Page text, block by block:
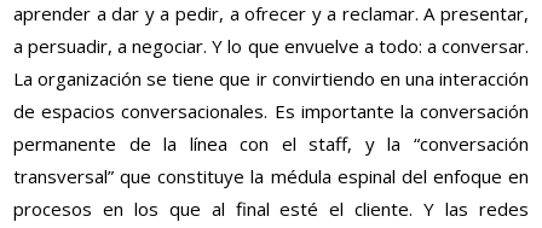
aprender a dar y a pedir, a ofrecer y a reclamar. A presentar,
a persuadir, a negociar. Y lo que envuelve a todo: a conversar.
La organización se tiene que ir convirtiendo en una interacción
de espacios conversacionales. Es importante la conversación
permanente de la línea con el staff, y la “conversación
transversal” que constituye la médula espinal del enfoque en
procesos en los que al final esté el cliente. Y las redes